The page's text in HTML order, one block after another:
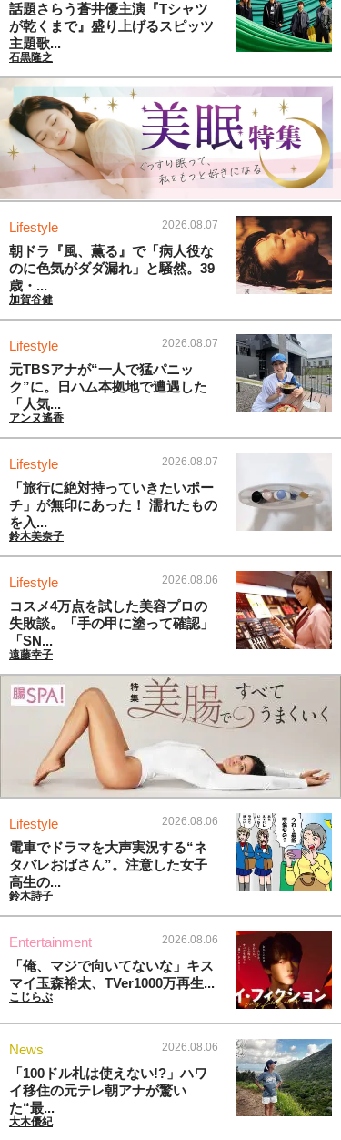
話題さらう蒼井優主演『Tシャツ
が乾くまで』盛り上げるスピッツ
主題歌...
石黒隆之
Lifestyle 2026.08.07
朝ドラ『風、薫る』で「病人役な
のに色気がダダ漏れ」と騒然。39
歳・...
加賀谷健
Lifestyle 2026.08.07
元TBSアナが“一人で猛パニッ
ク”に。日ハム本拠地で遭遇した
「人気...
アンヌ遙香
Lifestyle 2026.08.07
「旅行に絶対持っていきたいポー
チ」が無印にあった！ 濡れたもの
を入...
鈴木美奈子
Lifestyle 2026.08.06
コスメ4万点を試した美容プロの
失敗談。「手の甲に塗って確認」
「SN...
遠藤幸子
Lifestyle 2026.08.06
電車でドラマを大声実況する“ネ
タバレおばさん”。注意した女子
高生の...
鈴木詩子
Entertainment 2026.08.06
「俺、マジで向いてないな」キス
マイ玉森裕太、TVer1000万再生...
こじらぶ
News 2026.08.06
「100ドル札は使えない!?」ハワ
イ移住の元テレ朝アナが驚い
た“最...
大木優紀